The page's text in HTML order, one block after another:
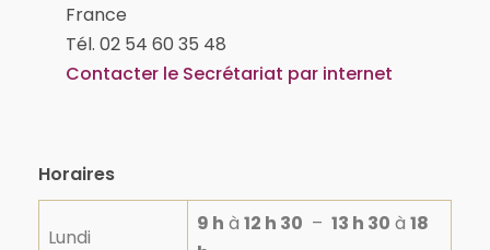
France
Tél. 02 54 60 35 48
Contacter le Secrétariat par internet
Horaires
Lundi
9 h à 12 h 30 – 13 h 30 à 18